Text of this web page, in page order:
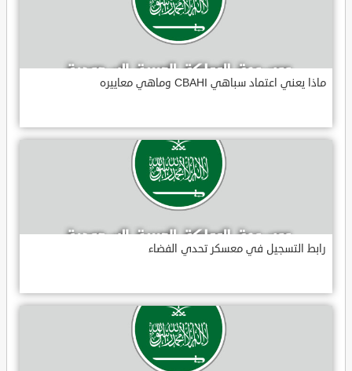
ماذا يعني اعتماد سباهي CBAHI وماهي معاييره
رابط التسجيل في معسكر تحدي الفضاء